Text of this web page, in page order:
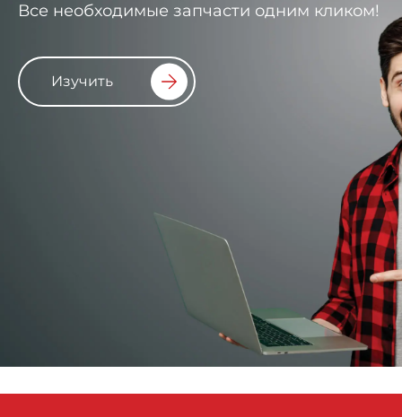
Все необходимые запчасти одним кликом!
Изучить